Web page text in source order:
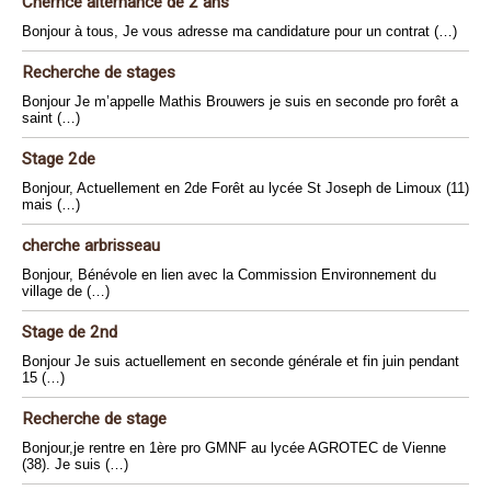
Bonjour à tous, Je vous adresse ma candidature pour un contrat (…)
Recherche de stages
Bonjour Je m’appelle Mathis Brouwers je suis en seconde pro forêt a
saint (…)
Stage 2de
Bonjour, Actuellement en 2de Forêt au lycée St Joseph de Limoux (11)
mais (…)
cherche arbrisseau
Bonjour, Bénévole en lien avec la Commission Environnement du
village de (…)
Stage de 2nd
Bonjour Je suis actuellement en seconde générale et fin juin pendant
15 (…)
Recherche de stage
Bonjour,je rentre en 1ère pro GMNF au lycée AGROTEC de Vienne
(38). Je suis (…)